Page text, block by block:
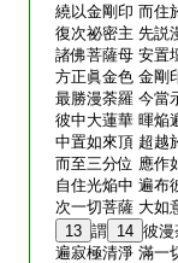
繞以金剛印 而住
復次祕密主 先説
諸佛菩薩母 安置
方正眞金色 金剛
最勝漫荼羅 今當
彼中大蓮華 暉焔
中置如來頂 超越
而至三分位 應作
自住光焔中 遍布
次一切菩薩 大如
13 謂 14 彼漫
遍寂極清淨 滿一